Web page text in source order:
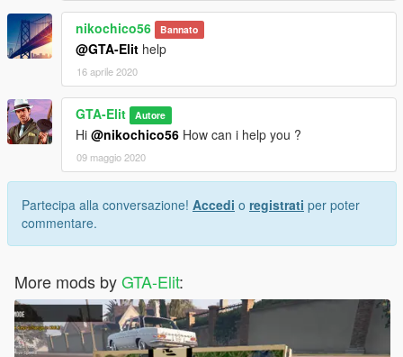
nikochico56 Bannato
@GTA-Elit help
16 aprile 2020
GTA-Elit Autore
Hi @nikochico56 How can i help you ?
09 maggio 2020
Partecipa alla conversazione! Accedi o registrati per poter
commentare.
More mods byGTA-Elit: